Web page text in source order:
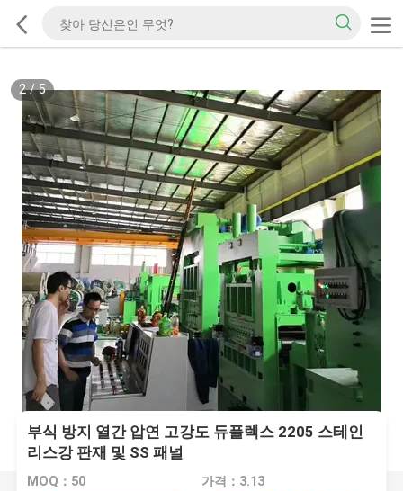
2/5
부식 방지 열간 압연 고강도 듀플렉스 2205 스테인
리스강 판재 및 SS 패널
MOQ：50 가격：3.13